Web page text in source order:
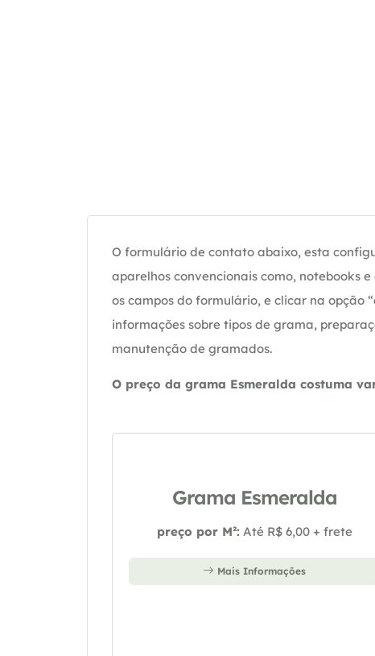
O formulário de contato abaixo, esta
aparelhos convencionais como, notebooks
os campos do formulário, e clicar na opção
informações sobre tipos de grama,
manutenção de gramados.
O preço da grama Esmeralda costuma
Grama Esmeralda
preço por M²: Até R$ 6,00 + frete
Mais Informações